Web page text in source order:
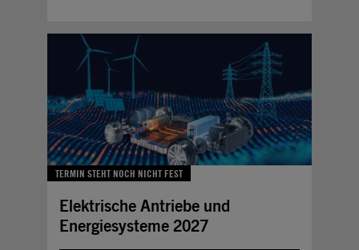
TERMIN STEHT NOCH NICHT FEST
Elektrische Antriebe und
Energiesysteme 2027